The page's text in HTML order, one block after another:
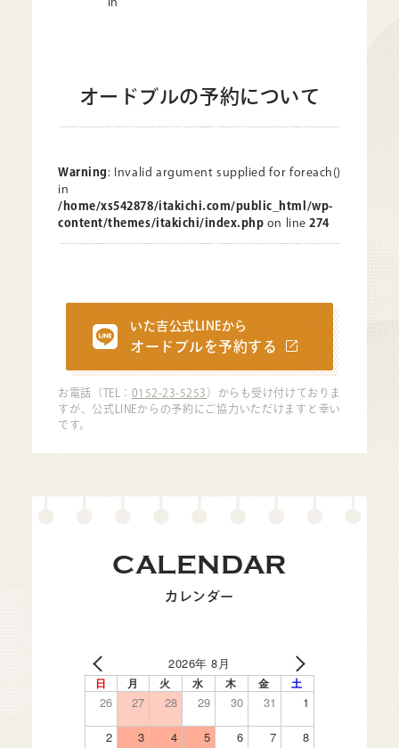
オードブルの予約について
Warning : Invalid argument supplied for foreach()
in
/home/xs542878/itakichi.com/public_html/wp-
content/themes/itakichi/index.php on line274
いた吉公式LINEから
オードブルを予約する
お電話（TEL： 0152-23-5253 ）からも受け付けておりま
すが、公式LINEからの予約にご協力いただけますと幸い
です。
CALENDAR
カレンダー
2026年 8月
日 月 火 水 木 金 土
26 27 28 29 30 31 1
2 3 4 5 6 7 8